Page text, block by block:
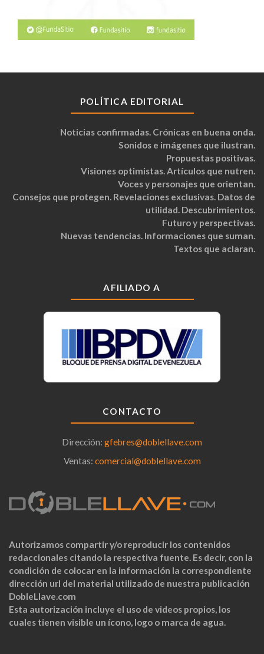
POLÍTICA EDITORIAL
Noticias confirmadas. Crónicas en buena onda.
Sonidos e imágenes que ilustran.
Propuestas positivas.
Visiones optimistas. Artículos que nutren.
Voces y personajes que orientan.
Consejos que protegen. Revelaciones exclusivas. Datos de
utilidad. Descubrimientos.
Futuro y perspectivas.
Nuevas tendencias. Informaciones que suman.
Textos que aclaran.
AFILIADO A
CONTACTO
Dirección: gfebres@doblellave.com
Ventas: comercial@doblellave.com
Autorizamos compartir y/o reproducir los contenidos
redaccionales citando la respectiva fuente. Es decir, con la
condición de colocar en la información la correspondiente
dirección url del material utilizado de nuestra publicación
DobleLlave.com
Esta autorización incluye el uso de videos propios, los
cuales tienen visible un ícono, logo o marca de agua.